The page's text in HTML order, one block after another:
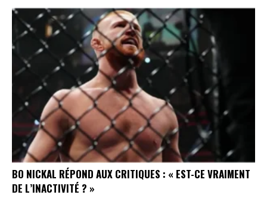
BO NICKAL RÉPOND AUX CRITIQUES : « EST-CE VRAIMENT
DE L’INACTIVITÉ ? »